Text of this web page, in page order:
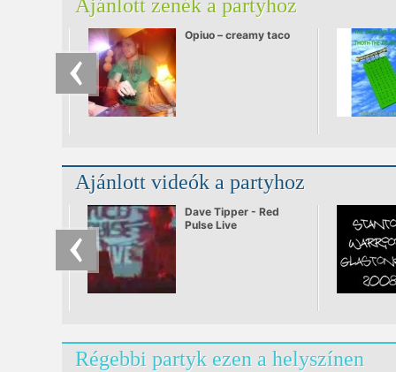
Ajánlott zenék a partyhoz
Opiuo – creamy taco
Ajánlott videók a partyhoz
Dave Tipper - Red
Pulse Live
Régebbi partyk ezen a helyszínen